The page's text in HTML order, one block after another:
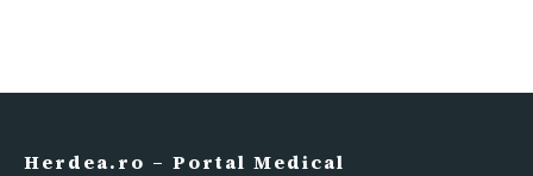
Herdea.ro – Portal Medical